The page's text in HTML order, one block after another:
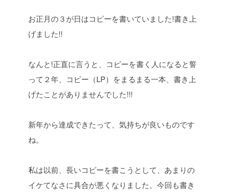
お正月の３が日はコピーを書いていました!書き上
げました!!
なんと!正直に言うと、 コピーを書く人になると誓
って２年、 コピー（LP）をまるまる一本、書き上
げたことがありませんでした!!!
新年から達成できたって、気持ちが良いものです
ね。
私は以前、長いコピーを書こうとして、 あまりの
イケてなさに具合が悪くなりました。 今回も書き